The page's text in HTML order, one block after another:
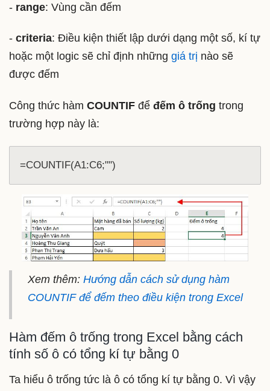
- range: Vùng cần đếm
- criteria: Điều kiện thiết lập dưới dạng một số, kí tự
hoặc một logic sẽ chỉ định những giá trị nào sẽ
được đếm
Công thức hàm COUNTIF để đếm ô trống trong
trường hợp này là:
=COUNTIF(A1:C6;"")
Xem thêm: Hướng dẫn cách sử dụng hàm
COUNTIF để đếm theo điều kiện trong Excel
Hàm đếm ô trống trong Excel bằng cách
tính số ô có tổng kí tự bằng 0
Ta hiểu ô trống tức là ô có tổng kí tự bằng 0. Vì vậy